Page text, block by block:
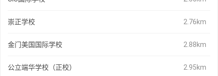
崇正学校 2.76km
金门美国国际学校 2.88km
公立端华学校（正校） 2.95km